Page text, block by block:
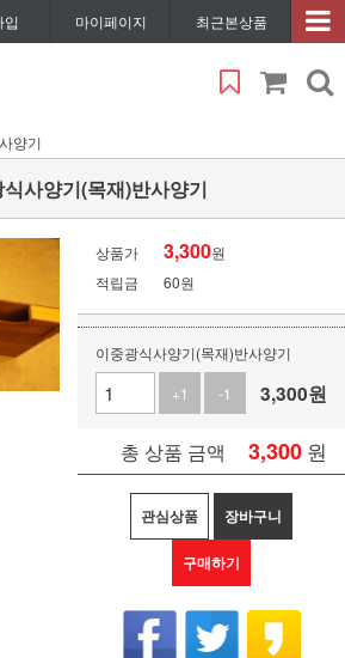
입 마이페이지 최근본상품
양기
사양기(목재)반사양기
상품가 3,300원
적립금
60원
이중광식사양기(목재)반사양기
+1
-1 3,300원
총 상품 금액 3,300 원
관심상품 장바구니
구매하기